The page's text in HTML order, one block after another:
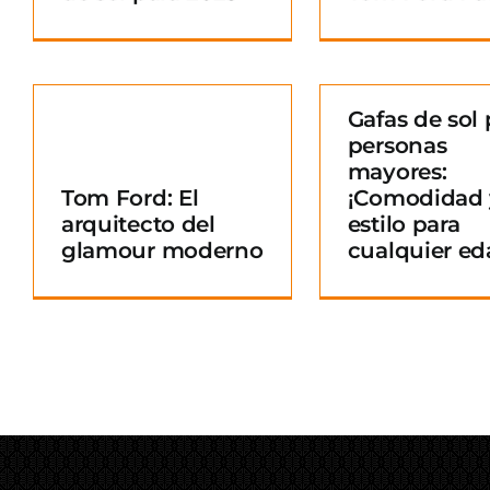
Tom Ford: El
arquitecto del
glamour moderno
¡Comodidad y
estilo para
cualquier edad!
Gafas de sol
personas
mayores:
¡Comodidad
estilo para
cualquier